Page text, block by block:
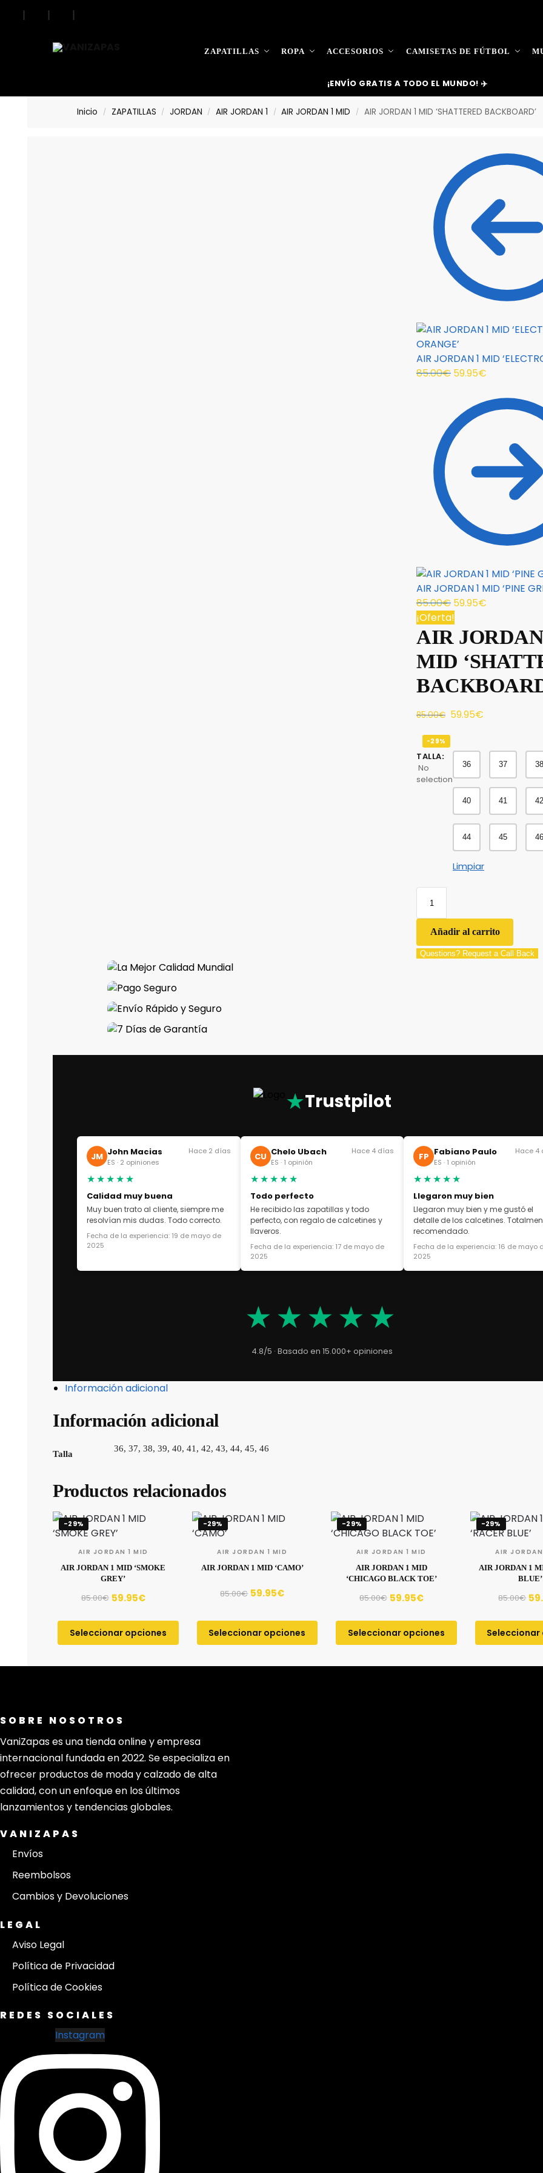
| | |
ZAPATILLAS ROPA ACCESORIOS CAMISETAS DE FÚTBOL
¡ENVÍO GRATIS A TODO EL MUNDO! ✈️
Inicio / ZAPATILLAS / JORDAN / AIR JORDAN 1 / AIR JORDAN 1 MID / AIR JORDAN 1 MID ‘SHATTERED BACKBOARD’
AIR JORDAN 1 MID
85.00€ 59.95€
AIR JORDAN 1 MID ‘PINE
85.00€ 59.95€
¡Oferta!
AIR
MID
85.00€ 59.95€
-29%
TALLA:
No
selection
36 37 38
40 41 42
44 45 46
Limpiar
Añadir al carrito
Questions? Request a Call Back
★Trustpilot
JM John Macias
ES · 2 opiniones
Hace 2 días
★★★★★
Calidad muy buena
Muy buen trato al cliente, siempre me
resolvían mis dudas. Todo correcto.
Fecha de la experiencia: 19 de mayo de
2025
CU Chelo Ubach
ES · 1 opinión
Hace 4 días
★★★★★
Todo perfecto
He recibido las zapatillas y todo
perfecto, con regalo de calcetines y
llaveros.
Fecha de la experiencia: 17 de mayo de
2025
FP Fabiano Paulo
ES · 1 opinión
Hace 4
★★★★★
Llegaron muy bien
Llegaron muy bien y me gustó el
detalle de los calcetines.
recomendado.
Fecha de la experiencia: 16 de mayo
2025
★★★★★
4.8/5 · Basado en 15.000+ opiniones
Información adicional
Información adicional
Talla
36, 37, 38, 39, 40, 41, 42, 43, 44, 45, 46
Productos relacionados
-29%
AIR JORDAN 1 MID
AIR JORDAN 1 MID ‘SMOKE
GREY’
85.00€ 59.95€
Seleccionar opciones
-29%
AIR JORDAN 1 MID
AIR JORDAN 1 MID ‘CAMO’
85.00€ 59.95€
Seleccionar opciones
-29%
AIR JORDAN 1 MID
AIR JORDAN 1 MID
‘CHICAGO BLACK TOE’
85.00€ 59.95€
Seleccionar opciones
-29%
AIR
AIR JORDAN 1
BLUE’
85.00€
SOBRE NOSOTROS
VaniZapas es una tienda online y empresa
internacional fundada en 2022. Se especializa en
ofrecer productos de moda y calzado de alta
calidad, con un enfoque en los últimos
lanzamientos y tendencias globales.
VANIZAPAS
Envíos
Reembolsos
Cambios y Devoluciones
LEGAL
Aviso Legal
Política de Privacidad
Política de Cookies
REDES SOCIALES
Instagram